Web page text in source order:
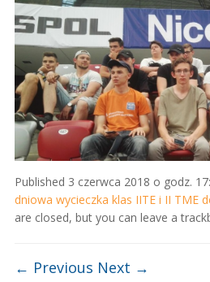
Published 3 czerwca 2018 o godz.
dniowa wycieczka klas IITE i II TME
are closed, but you can leave a
← Previous Next →